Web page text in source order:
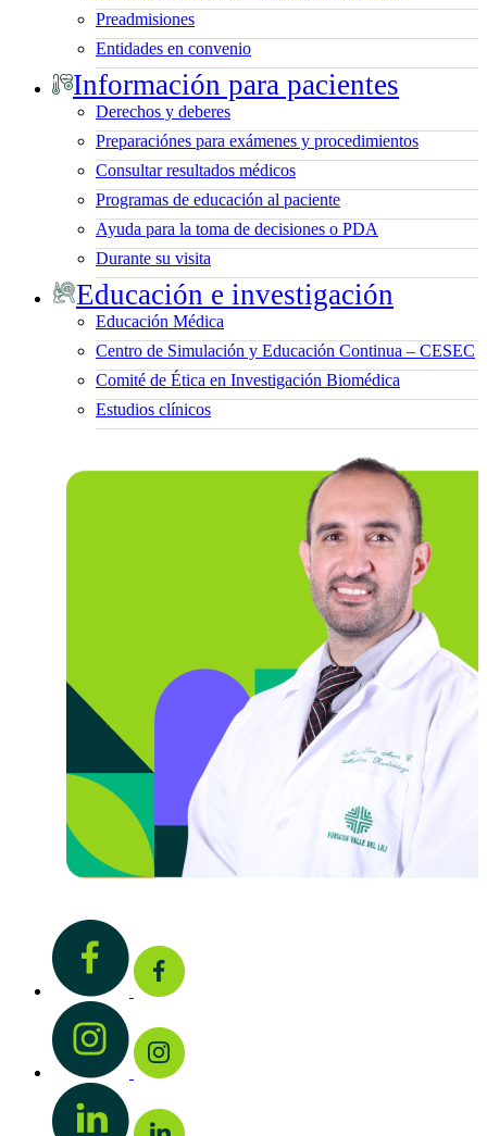
Preadmisiones
Entidades en convenio
Información para pacientes
Derechos y deberes
Preparaciónes para exámenes y procedimientos
Consultar resultados médicos
Programas de educación al paciente
Ayuda para la toma de decisiones o PDA
Durante su visita
Educación e investigación
Educación Médica
Centro de Simulación y Educación Continua – CESEC
Comité de Ética en Investigación Biomédica
Estudios clínicos